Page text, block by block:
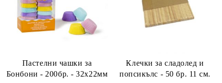
Пастелни чашки за
Бонбони - 200бр. - 32х22мм
Клечки за сладолед и
попсикълс - 50 бр. 11 см.